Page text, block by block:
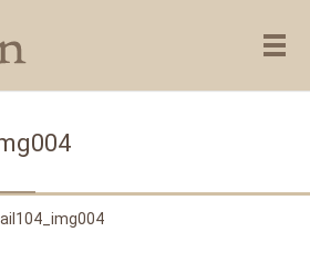
メ